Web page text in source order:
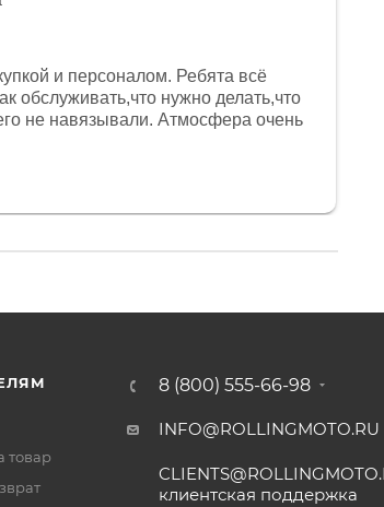
и персоналом. Ребята всё
обслуживать,что нужно делать,что
не навязывали. Атмосфера очень
за клиентоориентированность и
товар
8 (800) 555-66-98
INFO@ROLLINGMOTO.RU
клиентская поддержка